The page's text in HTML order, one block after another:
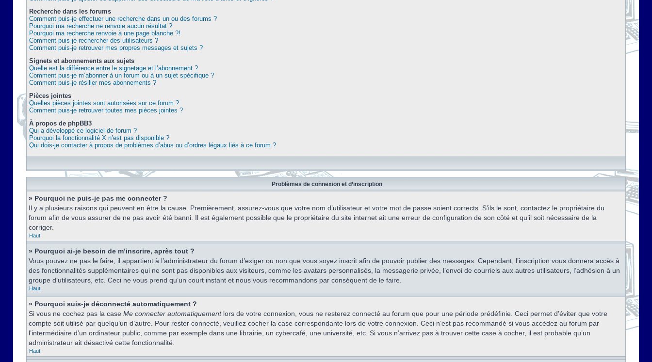
Recherche dans les forums
Comment puis-je effectuer une recherche dans un ou des forums ?
Pourquoi ma recherche ne renvoie aucun résultat ?
Pourquoi ma recherche renvoie à une page blanche ?!
Comment puis-je rechercher des utilisateurs ?
Comment puis-je retrouver mes propres messages et sujets ?
Signets et abonnements aux sujets
Quelle est la différence entre le signetage et l’abonnement ?
Comment puis-je m’abonner à un forum ou à un sujet spécifique ?
Comment puis-je résilier mes abonnements ?
Pièces jointes
Quelles pièces jointes sont autorisées sur ce forum ?
Comment puis-je retrouver toutes mes pièces jointes ?
À propos de phpBB3
Qui a développé ce logiciel de forum ?
Pourquoi la fonctionnalité X n’est pas disponible ?
Qui dois-je contacter à propos de problèmes d’abus ou d’ordres légaux liés à ce forum ?
Problèmes de connexion et d’inscription
» Pourquoi ne puis-je pas me connecter ?
Il y a plusieurs raisons qui peuvent en être la cause. Premièrement, assurez-vous que votre nom d’utilisateur et votre mot de passe soient corrects. S’ils le sont, contactez le propriétaire du
forum afin de vous assurer de ne pas avoir été banni. Il est également possible que le propriétaire du site internet ait une erreur de configuration de son côté et qu’il soit nécessaire de la
corriger.
Haut
» Pourquoi ai-je besoin de m’inscrire, après tout ?
Vous pouvez ne pas le faire, il appartient à l’administrateur du forum d’exiger ou non que vous soyez inscrit afin de pouvoir publier des messages. Cependant, l’inscription vous donnera accès à
des fonctionnalités supplémentaires qui ne sont pas disponibles aux visiteurs, comme les avatars personnalisés, la messagerie privée, l’envoi de courriels aux autres utilisateurs, l’adhésion à un
groupe d’utilisateurs, etc. Ceci ne vous prend qu’un court instant et nous vous recommandons par conséquent de le faire.
Haut
» Pourquoi suis-je déconnecté automatiquement ?
Si vous ne cochez pas la case Me connecter automatiquementlors de votre connexion, vous ne resterez connecté au forum que pour une période prédéfinie. Ceci permet d’éviter que votre
compte soit utilisé par quelqu’un d’autre. Pour rester connecté, veuillez cocher la case correspondante lors de votre connexion. Ceci n’est pas recommandé si vous accédez au forum par
l’intermédiaire d’un ordinateur public, comme par exemple dans une librairie, un cybercafé, une université, etc. Si vous n’arrivez pas à trouver cette case à cocher, il est probable qu’un
administrateur ait désactivé cette fonctionnalité.
Haut